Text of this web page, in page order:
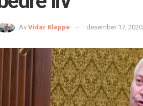
Av Vidar Kleppe desember 17, 2020